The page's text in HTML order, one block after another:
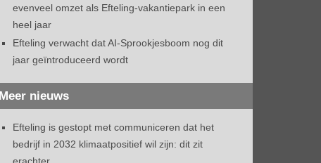
evenveel omzet als Efteling-vakantiepark in een
heel jaar
Efteling verwacht dat AI-Sprookjesboom nog dit
jaar geïntroduceerd wordt
Meer nieuws
Efteling is gestopt met communiceren dat het
bedrijf in 2032 klimaatpositief wil zijn: dit zit